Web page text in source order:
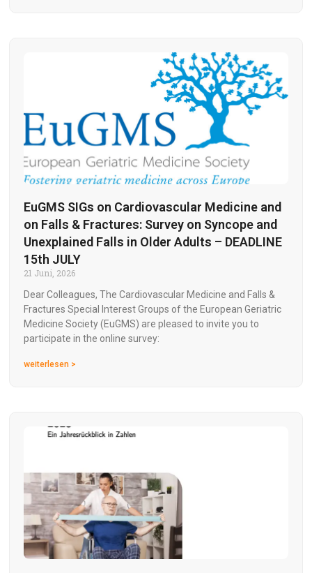
EuGMS SIGs on Cardiovascular Medicine and
on Falls & Fractures: Survey on Syncope and
Unexplained Falls in Older Adults – DEADLINE
15th JULY
21 Juni, 2026
Dear Colleagues, The Cardiovascular Medicine and Falls &
Fractures Special Interest Groups of the European Geriatric
Medicine Society (EuGMS) are pleased to invite you to
participate in the online survey:
weiterlesen >